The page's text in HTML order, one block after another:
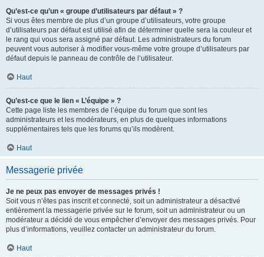
Qu’est-ce qu’un « groupe d’utilisateurs par défaut » ?
Si vous êtes membre de plus d’un groupe d’utilisateurs, votre groupe
d’utilisateurs par défaut est utilisé afin de déterminer quelle sera la couleur et
le rang qui vous sera assigné par défaut. Les administrateurs du forum
peuvent vous autoriser à modifier vous-même votre groupe d’utilisateurs par
défaut depuis le panneau de contrôle de l’utilisateur.
Haut
Qu’est-ce que le lien « L’équipe » ?
Cette page liste les membres de l’équipe du forum que sont les
administrateurs et les modérateurs, en plus de quelques informations
supplémentaires tels que les forums qu’ils modèrent.
Haut
Messagerie privée
Je ne peux pas envoyer de messages privés !
Soit vous n’êtes pas inscrit et connecté, soit un administrateur a désactivé
entièrement la messagerie privée sur le forum, soit un administrateur ou un
modérateur a décidé de vous empêcher d’envoyer des messages privés. Pour
plus d’informations, veuillez contacter un administrateur du forum.
Haut